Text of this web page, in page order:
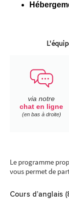
via notre
chat en ligne
(en bas à droite)
Le programme
vous permet de
Cours d’anglais